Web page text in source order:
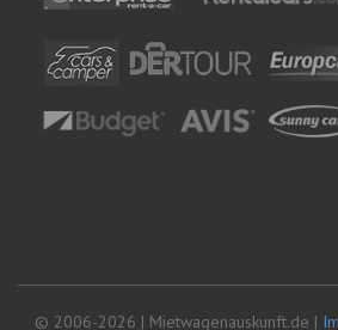
© 2006-2026 | Mietwagenauskunft.de |